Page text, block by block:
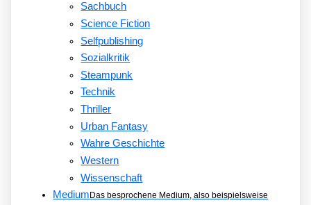
Sachbuch
Science Fiction
Selfpublishing
Sozialkritik
Steampunk
Technik
Thriller
Urban Fantasy
Wahre Geschichte
Western
Wissenschaft
Medium Das besprochene Medium, also beispielsweise